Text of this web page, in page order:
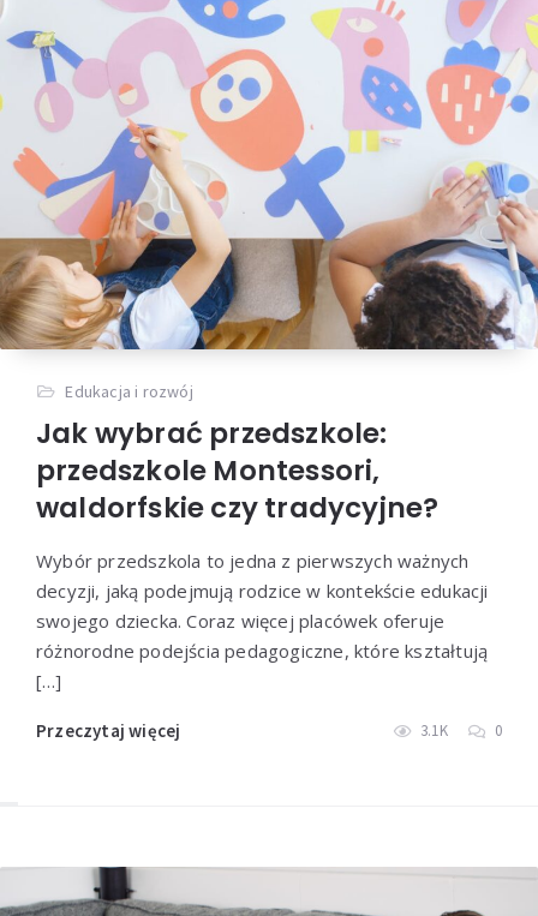
Edukacja i rozwój
Jak wybrać przedszkole:
przedszkole Montessori,
waldorfskie czy tradycyjne?
Wybór przedszkola to jedna z pierwszych ważnych
decyzji, jaką podejmują rodzice w kontekście edukacji
swojego dziecka. Coraz więcej placówek oferuje
różnorodne podejścia pedagogiczne, które kształtują
[…]
Przeczytaj więcej 3.1K 0